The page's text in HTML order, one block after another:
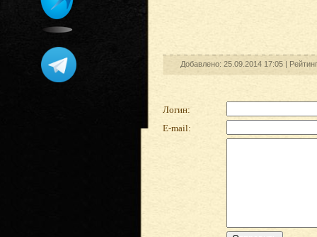
Добавлено: 25.09.2014 17:05 |
Логин:
E-mail: